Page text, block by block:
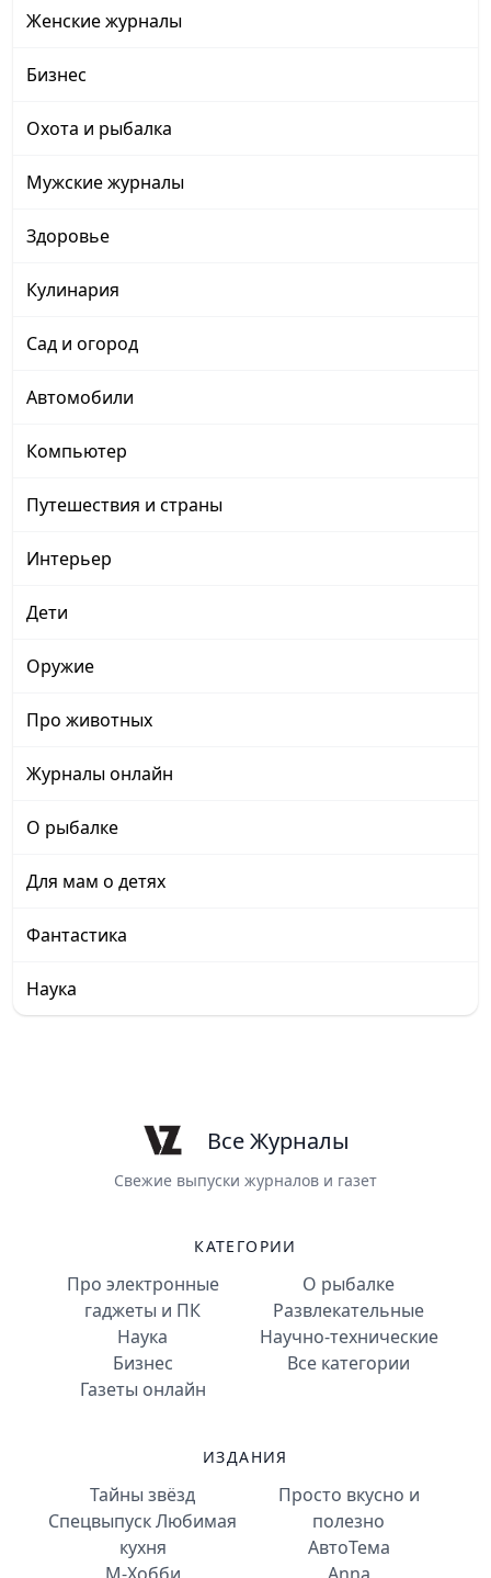
Женские журналы
Бизнес
Охота и рыбалка
Мужские журналы
Здоровье
Кулинария
Сад и огород
Автомобили
Компьютер
Путешествия и страны
Интерьер
Дети
Оружие
Про животных
Журналы онлайн
О рыбалке
Для мам о детях
Фантастика
Наука
Все Журналы
Свежие выпуски журналов и газет
КАТЕГОРИИ
Про электронные
гаджеты и ПК
Наука
Бизнес
Газеты онлайн
О рыбалке
Развлекательные
Научно-технические
Все категории
ИЗДАНИЯ
Тайны звёзд
Спецвыпуск Любимая
кухня
Просто вкусно и
полезно
АвтоТема